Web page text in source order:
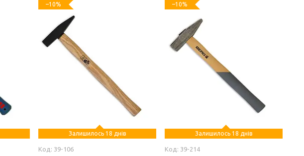
–10%
Залишилось 18 днів
39-106
–10%
Залишилось 18 днів
39-214